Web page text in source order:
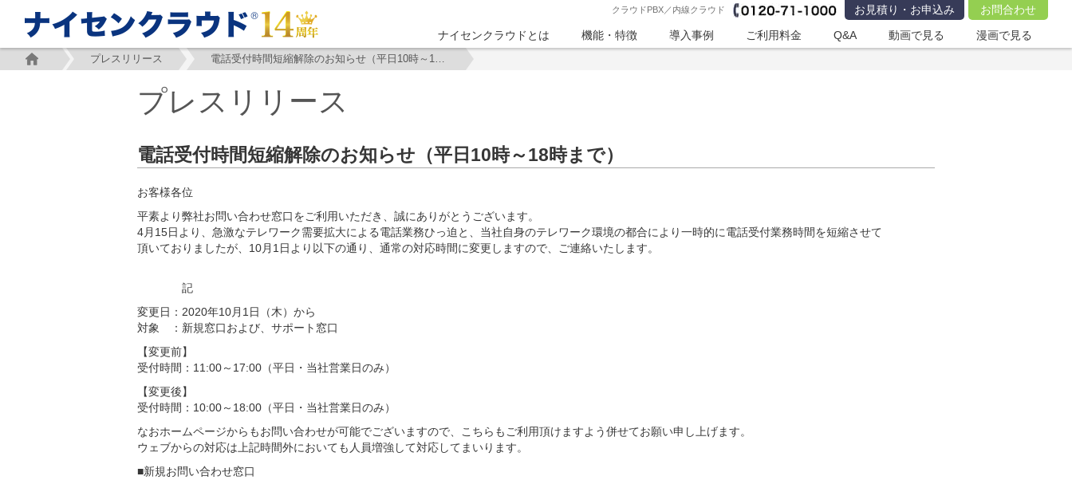
お問合わせ
お見積り・お申込み
クラウドPBX／内線クラウド
ナイセンクラウドとは 機能・特徴 導入事例 ご利用料金 Q&A 動画で見る 漫画で見る
プレスリリース 電話受付時間短縮解除のお知らせ（平日10時～18時まで）
プレスリリース
電話受付時間短縮解除のお知らせ（平日10時～18時まで）
お客様各位
平素より弊社お問い合わせ窓口をご利用いただき、誠にありがとうございます。
4月15日より、急激なテレワーク需要拡大による電話業務ひっ迫と、当社自身のテレワーク環境の都合により一時的に電話受付業務時間を短縮させて
頂いておりましたが、10月1日より以下の通り、通常の対応時間に変更しますので、ご連絡いたします。
記
変更日：2020年10月1日（木）から
対象 ：新規窓口および、サポート窓口
【変更前】
受付時間：11:00～17:00（平日・当社営業日のみ）
【変更後】
受付時間：10:00～18:00（平日・当社営業日のみ）
なおホームページからもお問い合わせが可能でございますので、こちらもご利用頂けますよう併せてお願い申し上げます。
ウェブからの対応は上記時間外においても人員増強して対応してまいります。
■新規お問い合わせ窓口